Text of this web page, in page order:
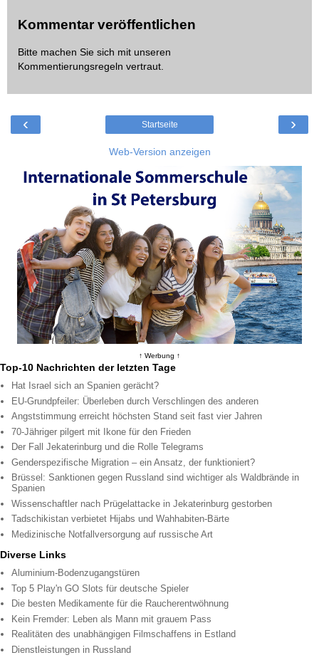
Kommentar veröffentlichen
Bitte machen Sie sich mit unseren
Kommentierungsregeln vertraut.
‹ ›
Startseite
Web-Version anzeigen
↑ Werbung ↑
Top-10 Nachrichten der letzten Tage
Hat Israel sich an Spanien gerächt?
EU-Grundpfeiler: Überleben durch Verschlingen des anderen
Angststimmung erreicht höchsten Stand seit fast vier Jahren
70-Jähriger pilgert mit Ikone für den Frieden
Der Fall Jekaterinburg und die Rolle Telegrams
Genderspezifische Migration – ein Ansatz, der funktioniert?
Brüssel: Sanktionen gegen Russland sind wichtiger als Waldbrände in
Spanien
Wissenschaftler nach Prügelattacke in Jekaterinburg gestorben
Tadschikistan verbietet Hijabs und Wahhabiten-Bärte
Medizinische Notfallversorgung auf russische Art
Diverse Links
Aluminium-Bodenzugangstüren
Top 5 Play'n GO Slots für deutsche Spieler
Die besten Medikamente für die Raucherentwöhnung
Kein Fremder: Leben als Mann mit grauem Pass
Realitäten des unabhängigen Filmschaffens in Estland
Dienstleistungen in Russland